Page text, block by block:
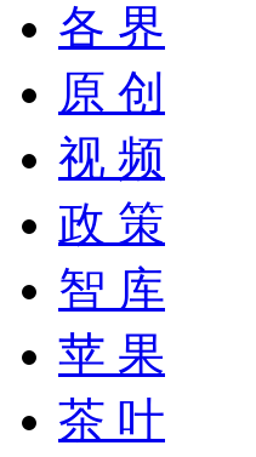
各 界
原 创
视 频
政 策
智 库
苹 果
茶 叶